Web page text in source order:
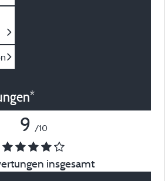
9 /10
insgesamt